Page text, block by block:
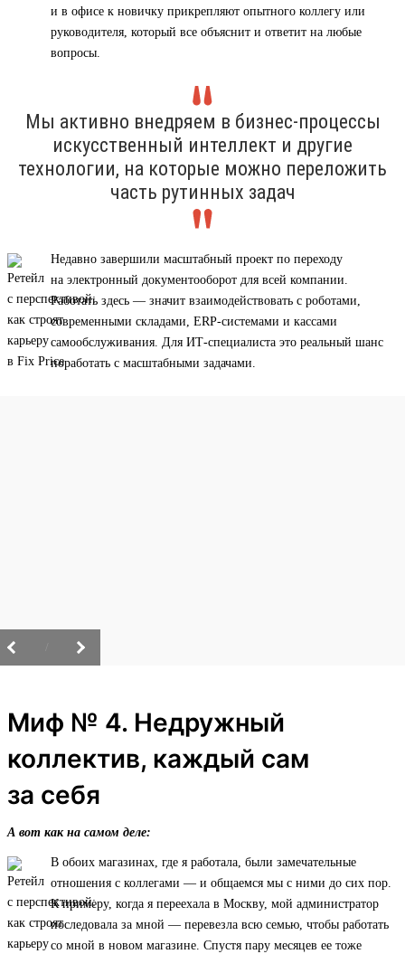
и в офисе к новичку прикрепляют опытного коллегу или
руководителя, который все объяснит и ответит на любые
вопросы.
Мы активно внедряем в бизнес-процессы
искусственный интеллект и другие
технологии, на которые можно переложить
часть рутинных задач
Недавно завершили масштабный проект по переходу
на электронный документооборот для всей компании.
Работать здесь — значит взаимодействовать с роботами,
современными складами, ERP-системами и кассами
самообслуживания. Для ИТ-специалиста это реальный шанс
поработать с масштабными задачами.
Миф № 4. Недружный
коллектив, каждый сам
за себя
А вот как на самом деле:
В обоих магазинах, где я работала, были замечательные
отношения с коллегами — и общаемся мы с ними до сих пор.
К примеру, когда я переехала в Москву, мой администратор
последовала за мной — перевезла всю семью, чтобы работать
со мной в новом магазине. Спустя пару месяцев ее тоже